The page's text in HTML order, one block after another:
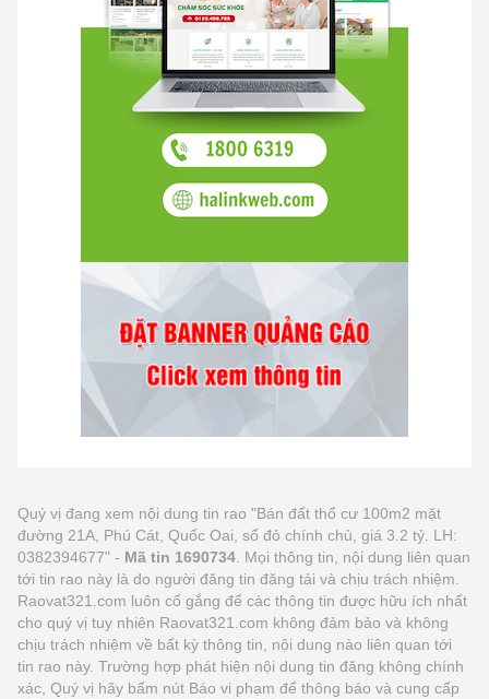
Quý vị đang xem nội dung tin rao "Bán đất thổ cư 100m2 mặt
đường 21A, Phú Cát, Quốc Oai, sổ đỏ chính chủ, giá 3.2 tỷ. LH:
0382394677" - Mã tin 1690734 . Mọi thông tin, nội dung liên quan
tới tin rao này là do người đăng tin đăng tải và chịu trách nhiệm.
Raovat321.com luôn cố gắng để các thông tin được hữu ích nhất
cho quý vị tuy nhiên Raovat321.com không đảm bảo và không
chịu trách nhiệm về bất kỳ thông tin, nội dung nào liên quan tới
tin rao này. Trường hợp phát hiện nội dung tin đăng không chính
xác, Quý vị hãy bấm nút Báo vi phạm để thông báo và cung cấp